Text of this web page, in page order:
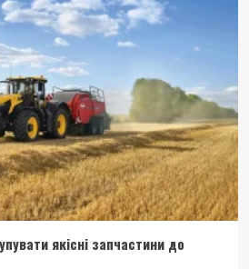
якісні запчастини до